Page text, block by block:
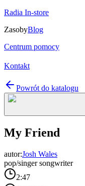
Radia In-store
ZasobyBlog
Centrum pomocy
Kontakt
Powrót do katalogu
My Friend
autor:Josh Wales
pop/singer songwriter
2:47